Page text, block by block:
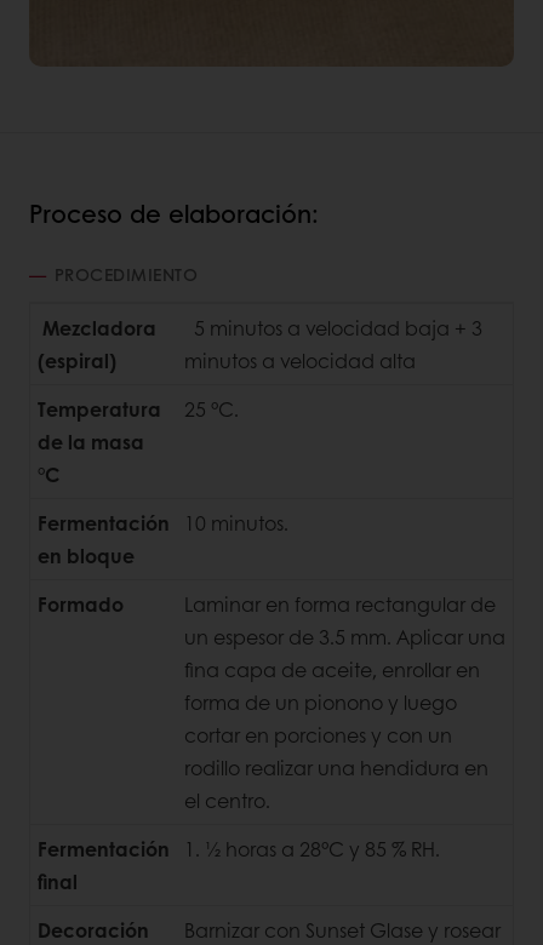
Proceso de elaboración:
PROCEDIMIENTO
Mezcladora
(espiral)
5 minutos a velocidad baja + 3
minutos a velocidad alta
Temperatura
de la masa
°C
25 °C.
Fermentación
en bloque
10 minutos.
Formado
Laminar en forma rectangular de
un espesor de 3.5 mm. Aplicar una
fina capa de aceite, enrollar en
forma de un pionono y luego
cortar en porciones y con un
rodillo realizar una hendidura en
el centro.
Fermentación
final
1. ½ horas a 28°C y 85 % RH.
Decoración
Barnizar con Sunset Glase y rosear